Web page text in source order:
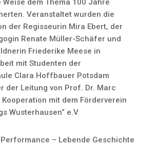
dem Thema 100 Jahre
Veranstaltet wurden die
der Regisseurin Mira Ebert, der
Renate Müller-Schäfer und
Friederike Meese in
mit Studenten der
Clara Hoffbauer Potsdam
der Leitung von Prof. Dr. Marc
Kooperation mit dem Förderverein
Wusterhausen“ e.V.
– Lebende Geschichte